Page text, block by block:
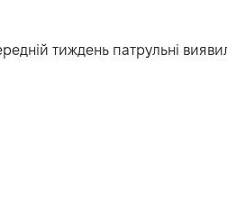
тиждень патрульні